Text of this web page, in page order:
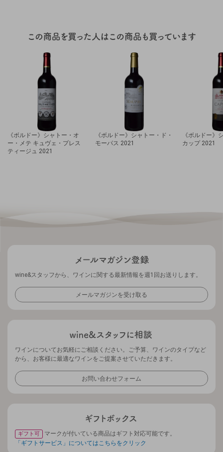
《ボルドー》シャトー・オ
ー・メテ キュヴェ・プレス
ティージュ 2021
《ボルドー》シャトー・ド・
モーパス 2021
《ボルドー》
カップ 2021
wine&スタッフから、ワインに関する最新情報を週1回お送りします。
メールマガジンを受け取る
ワインについてお気軽にご相談ください。ご予算、ワインのタイプなど
から、お客様に最適なワインをご提案させていただきます。
お問い合わせフォーム
ギフト可
マークが付いている商品はギフト対応可能です。
「ギフトサービス」についてはこちらをクリック